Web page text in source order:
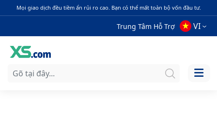
Mọi giao dịch đều tiềm ẩn rủi ro cao. Bạn có thể mất toàn bộ vốn đầu tư.
Trung Tâm Hỗ Trợ VI